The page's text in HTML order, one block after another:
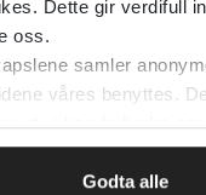
Dette gir verdifull
oss.
samler
våres benyttes.
at vi kan forbedre
Godta alle